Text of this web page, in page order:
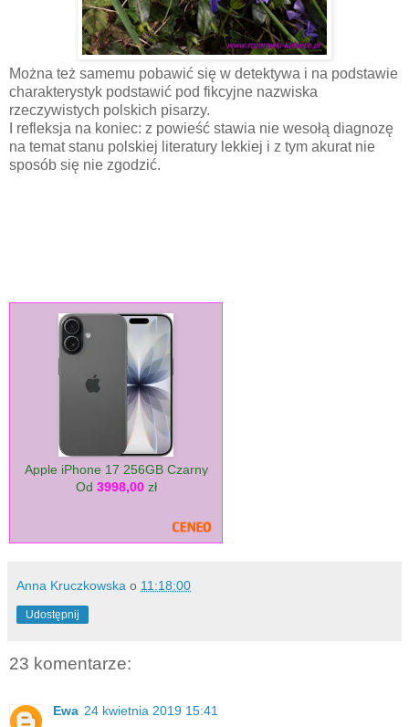
Można też samemu pobawić się w detektywa i na podstawie
charakterystyk podstawić pod fikcyjne nazwiska
rzeczywistych polskich pisarzy.
I refleksja na koniec: z powieść stawia nie wesołą diagnozę
na temat stanu polskiej literatury lekkiej i z tym akurat nie
sposób się nie zgodzić.
Apple iPhone 17 256GB Czarny
Od 3998,00zł
Anna Kruczkowska o 11:18:00
Udostępnij
23 komentarze:
Ewa 24 kwietnia 2019 15:41